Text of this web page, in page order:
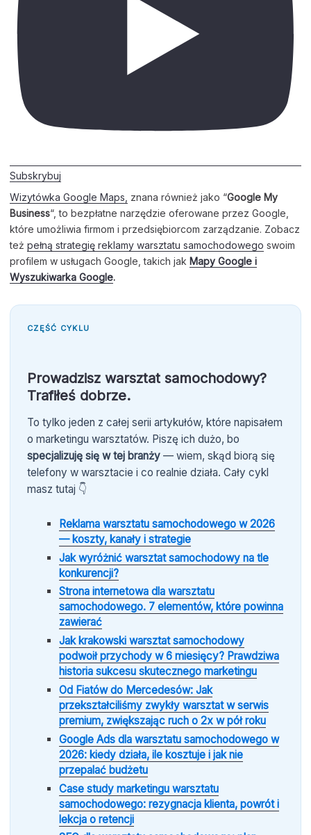
Subskrybuj
Wizytówka Google Maps, znana również jako “Google My
Business“, to bezpłatne narzędzie oferowane przez Google,
które umożliwia firmom i przedsiębiorcom zarządzanie. Zobacz
też pełną strategię reklamy warsztatu samochodowego swoim
profilem w usługach Google, takich jak Mapy Google i
Wyszukiwarka Google.
CZĘŚĆ CYKLU
Prowadzisz warsztat samochodowy?
Trafiłeś dobrze.
To tylko jeden z całej serii artykułów, które napisałem
o marketingu warsztatów. Piszę ich dużo, bo
specjalizuję się w tej branży — wiem, skąd biorą się
telefony w warsztacie i co realnie działa. Cały cykl
masz tutaj 👇
Reklama warsztatu samochodowego w 2026
— koszty, kanały i strategie
Jak wyróżnić warsztat samochodowy na tle
konkurencji?
Strona internetowa dla warsztatu
samochodowego. 7 elementów, które powinna
zawierać
Jak krakowski warsztat samochodowy
podwoił przychody w 6 miesięcy? Prawdziwa
historia sukcesu skutecznego marketingu
Od Fiatów do Mercedesów: Jak
przekształciliśmy zwykły warsztat w serwis
premium, zwiększając ruch o 2x w pół roku
Google Ads dla warsztatu samochodowego w
2026: kiedy działa, ile kosztuje i jak nie
przepalać budżetu
Case study marketingu warsztatu
samochodowego: rezygnacja klienta, powrót i
lekcja o retencji